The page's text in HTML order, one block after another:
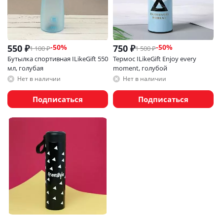
550 ₽1 100₽-50%
Бутылка спортивная ILikeGift 550
мл, голубая
Нет в наличии
Подписаться
750 ₽1 500₽-50%
Термос ILikeGift Enjoy every
moment, голубой
Нет в наличии
Подписаться